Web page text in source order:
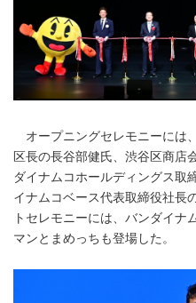
オープニングセレモニーには
区長の長谷部健氏、渋谷区商店
ダイナムコホールディングス取
イナムコベース代表取締役社長
トセレモニーには、バンダイナ
マンとまめっちも登場した。